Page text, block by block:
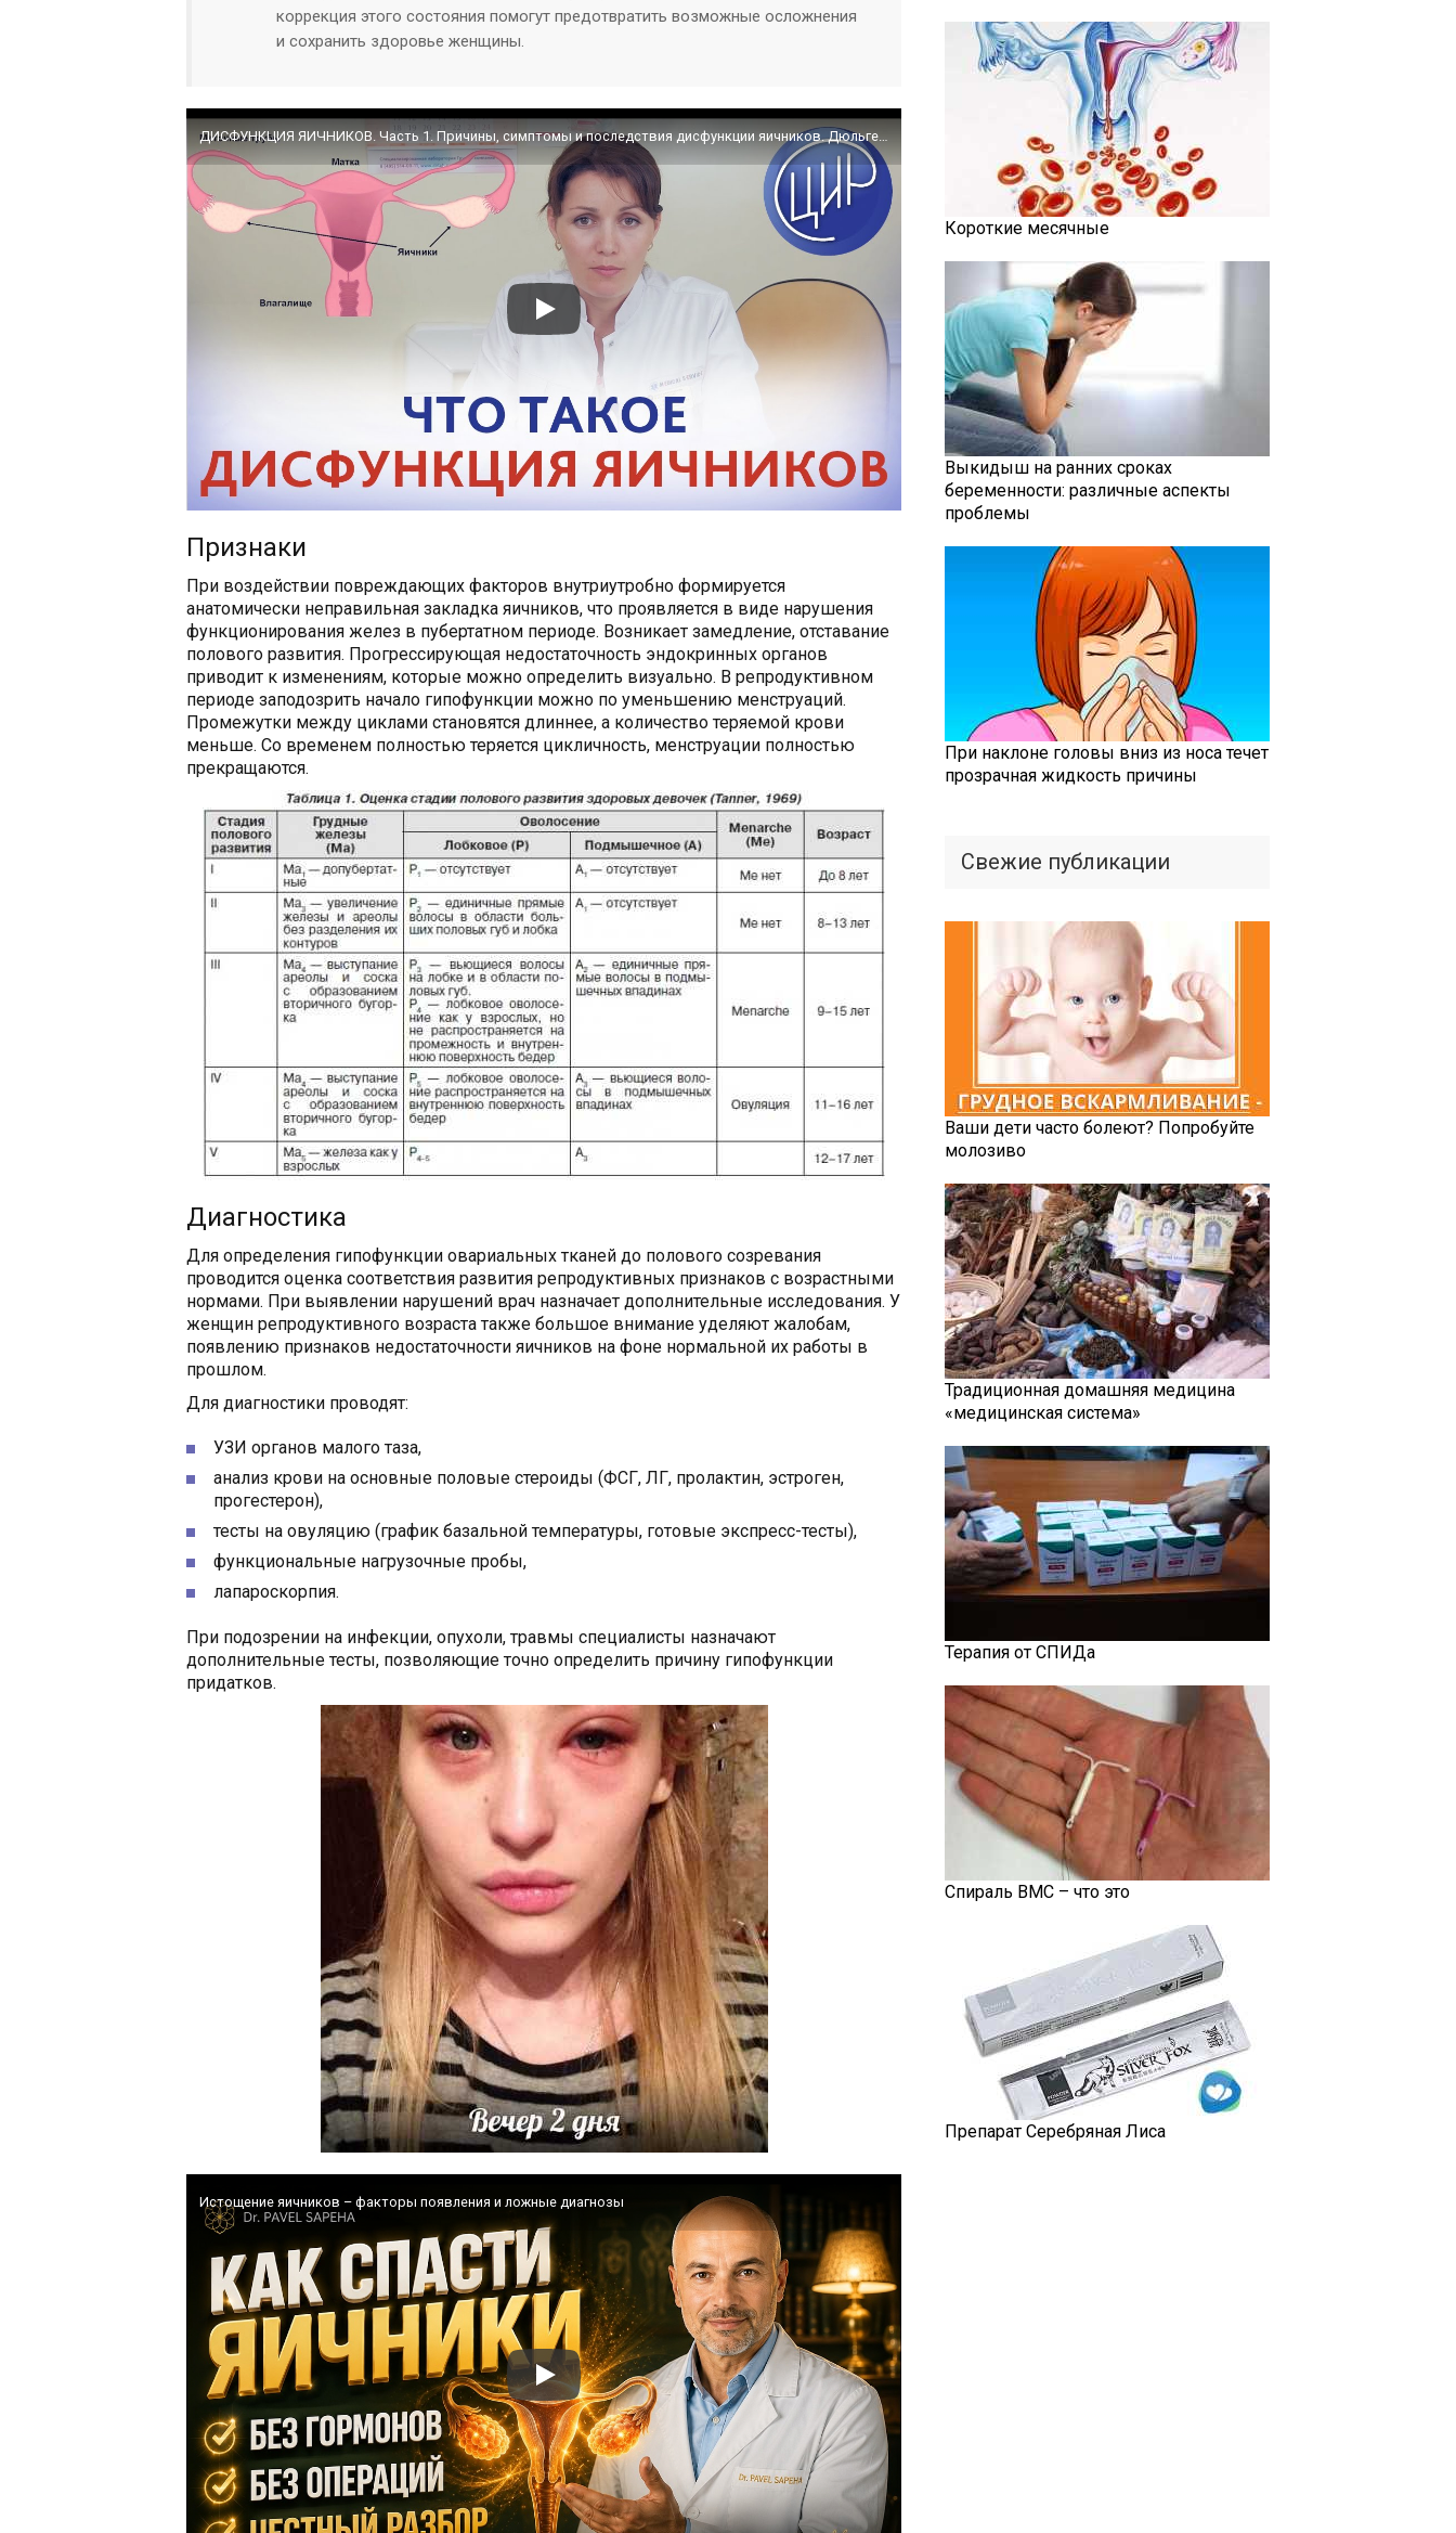
коррекция этого состояния помогут предотвратить возможные осложнения
и сохранить здоровье женщины.
Признаки
При воздействии повреждающих факторов внутриутробно формируется
анатомически неправильная закладка яичников, что проявляется в виде нарушения
функционирования желез в пубертатном периоде. Возникает замедление, отставание
полового развития. Прогрессирующая недостаточность эндокринных органов
приводит к изменениям, которые можно определить визуально. В репродуктивном
периоде заподозрить начало гипофункции можно по уменьшению менструаций.
Промежутки между циклами становятся длиннее, а количество теряемой крови
меньше. Со временем полностью теряется цикличность, менструации полностью
прекращаются.
Диагностика
Для определения гипофункции овариальных тканей до полового созревания
проводится оценка соответствия развития репродуктивных признаков с возрастными
нормами. При выявлении нарушений врач назначает дополнительные исследования. У
женщин репродуктивного возраста также большое внимание уделяют жалобам,
появлению признаков недостаточности яичников на фоне нормальной их работы в
прошлом.
Для диагностики проводят:
УЗИ органов малого таза,
анализ крови на основные половые стероиды (ФСГ, ЛГ, пролактин, эстроген,
прогестерон),
тесты на овуляцию (график базальной температуры, готовые экспресс-тесты),
функциональные нагрузочные пробы,
лапароскорпия.
При подозрении на инфекции, опухоли, травмы специалисты назначают
дополнительные тесты, позволяющие точно определить причину гипофункции
придатков.
Истощение яичников – факторы появления и ложные диагнозы
Короткие месячные
Выкидыш на ранних сроках
беременности: различные аспекты
проблемы
При наклоне головы вниз из носа течет
прозрачная жидкость причины
Свежие публикации
Ваши дети часто болеют? Попробуйте
молозиво
Традиционная домашняя медицина
«медицинская система»
Терапия от СПИДа
Спираль ВМС – что это
Препарат Серебряная Лиса